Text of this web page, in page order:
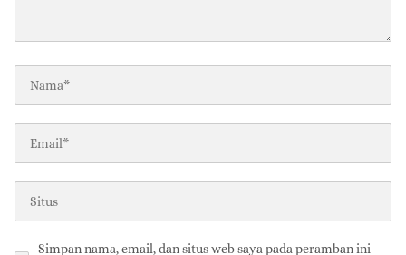
Simpan nama, email, dan situs web saya pada peramban ini